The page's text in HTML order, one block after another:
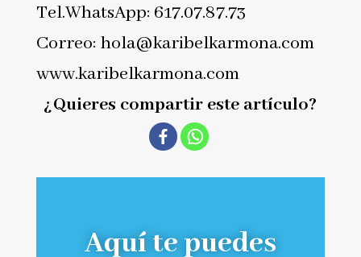
Tel.WhatsApp: 617.07.87.73
Correo: hola@karibelkarmona.com
www.karibelkarmona.com
¿Quieres compartir este artículo?
Aquí te puedes